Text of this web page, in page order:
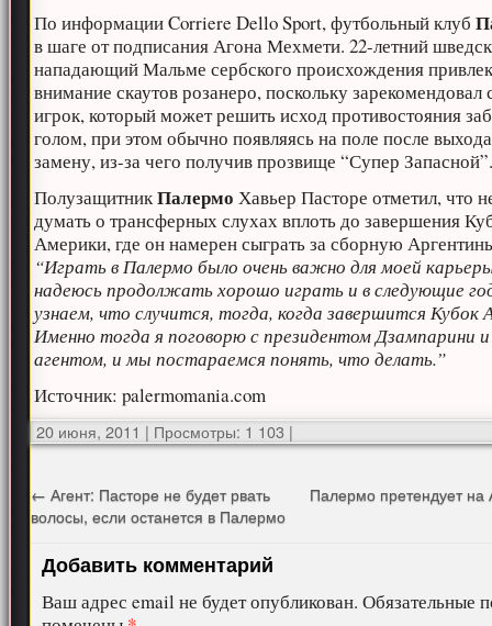
По информации Corriere Dello Sport, футбольный клуб
в шаге от подписания Агона Мехмети. 22-летний
нападающий Мальме сербского происхождения
внимание скаутов розанеро, поскольку зарекомендовал
игрок, который может решить исход противостояния
голом, при этом обычно появляясь на поле после
замену, из-за чего получив прозвище “Супер
ПолузащитникПалермо Хавьер Пасторе отметил, что
думать о трансферных слухах вплоть до завершения
Америки, где он намерен сыграть за сборную
“Играть в Палермо было очень важно для моей
надеюсь продолжать хорошо играть и в следующие
узнаем, что случится, тогда, когда завершится Кубок
Именно тогда я поговорю с президентом Дзампарини
агентом, и мы постараемся понять, что делать.”
Источник: palermomania.com
20 июня, 2011 | Просмотры: 1 103 |
← Агент: Пасторе не будет рвать
волосы, если останется в Палермо
Палермо претендует на
Добавить комментарий
Ваш адрес email не будет опубликован. Обязательные